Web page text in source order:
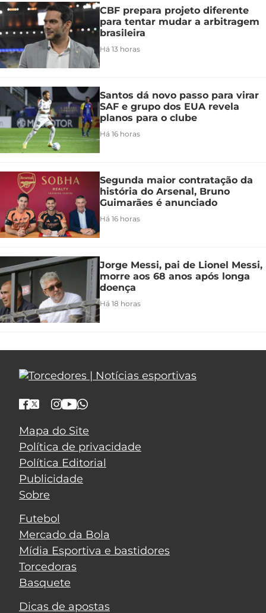
CBF prepara projeto diferente
para tentar mudar a arbitragem
brasileira
Há 13 horas
Santos dá novo passo para virar
SAF e grupo dos EUA revela
planos para o clube
Há 16 horas
Segunda maior contratação da
história do Arsenal, Bruno
Guimarães é anunciado
Há 16 horas
Jorge Messi, pai de Lionel Messi,
morre aos 68 anos após longa
doença
Há 18 horas
Mapa do Site
Política de privacidade
Política Editorial
Publicidade
Sobre
Futebol
Mercado da Bola
Mídia Esportiva e bastidores
Torcedoras
Basquete
Dicas de apostas